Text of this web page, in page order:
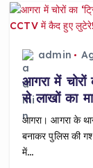
b
o
o
k
A
p
p
admin
आगरा में
से लाखों का
आगरा। आगरा के
बनाकर पुलिस की
में…